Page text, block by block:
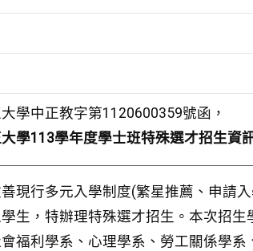
學中正教字第1120600359號函，
學113學年度學士班特殊選才招生資
現行多元入學制度(繁星推薦、申請
生，特辦理特殊選才招生。本次招
福利學系、心理學系、勞工關係學